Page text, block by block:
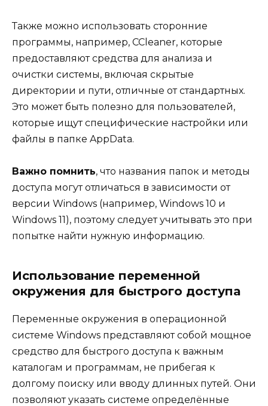
Также можно использовать сторонние
программы, например, CCleaner, которые
предоставляют средства для анализа и
очистки системы, включая скрытые
директории и пути, отличные от стандартных.
Это может быть полезно для пользователей,
которые ищут специфические настройки или
файлы в папке AppData.
Важно помнить, что названия папок и методы
доступа могут отличаться в зависимости от
версии Windows (например, Windows 10 и
Windows 11), поэтому следует учитывать это при
попытке найти нужную информацию.
Использование переменной
окружения для быстрого доступа
Переменные окружения в операционной
системе Windows представляют собой мощное
средство для быстрого доступа к важным
каталогам и программам, не прибегая к
долгому поиску или вводу длинных путей. Они
позволяют указать системе определённые